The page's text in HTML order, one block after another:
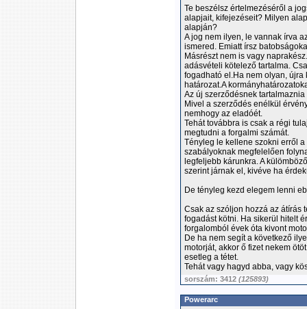
Te beszélsz értelmezéséről a
alapjait, kifejezéseit? Milyen
alapján?
A jog nem ilyen, le vannak írva
ismered. Emiatt írsz
Másrészt nem is vagy
adásvételi kötelező tartalma.
fogadható el.Ha nem olyan,
határozat.A
Az új szerződésnek
Mivel a szerződés enélkül
nemhogy az eladóét.
Tehát továbbra is csak a régi
megtudni a forgalmi számát.
Tényleg le kellene szokni erről
szabályoknak megfelelően
legfeljebb kárunkra. A
szerint járnak el, kivéve ha
De tényleg kezd elegem lenni
Csak az szóljon hozzá az átírás
fogadást kötni. Ha sikerül hitelt
forgalomból évek óta kivont
De ha nem segít a következő
motorját, akkor ő fizet nekem
esetleg a tétet.
Tehát vagy hagyd abba, vagy
sorszám: 3412 (125893)
Powerarc